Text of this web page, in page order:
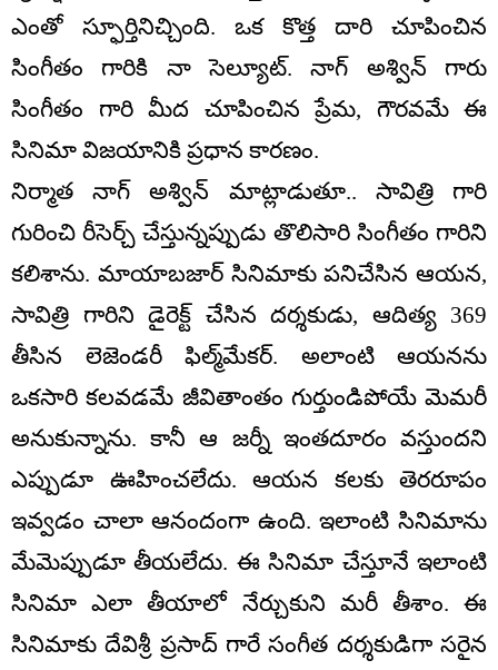
ఎంతో స్ఫూర్తినిచ్చింది. ఒక కొత్త దారి చూపించిన
సింగీతం గారికి నా సెల్యూట్. నాగ్ అశ్విన్ గారు
సింగీతం గారి మీద చూపించిన ప్రేమ, గౌరవమే ఈ
సినిమా విజయానికి ప్రధాన కారణం.
నిర్మాత నాగ్ అశ్విన్ మాట్లాడుతూ.. సావిత్రి గారి
గురించి రీసెర్చ్ చేస్తున్నప్పుడు తొలిసారి సింగీతం గారిని
కలిశాను. మాయాబజార్ సినిమాకు పనిచేసిన ఆయన,
సావిత్రి గారిని డైరెక్ట్ చేసిన దర్శకుడు, ఆదిత్య 369
తీసిన లెజెండరీ ఫిల్మ్‌మేకర్. అలాంటి ఆయనను
ఒకసారి కలవడమే జీవితాంతం గుర్తుండిపోయే మెమరీ
అనుకున్నాను. కానీ ఆ జర్నీ ఇంతదూరం వస్తుందని
ఎప్పుడూ ఊహించలేదు. ఆయన కలకు తెరరూపం
ఇవ్వడం చాలా ఆనందంగా ఉంది. ఇలాంటి సినిమాను
మేమెప్పుడూ తీయలేదు. ఈ సినిమా చేస్తూనే ఇలాంటి
సినిమా ఎలా తీయాలో నేర్చుకుని మరీ తీశాం. ఈ
సినిమాకు దేవిశ్రీ ప్రసాద్ గారే సంగీత దర్శకుడిగా సరైన